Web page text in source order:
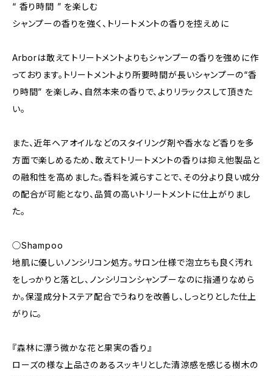
“ 香り時間 ” を楽しむ
シャンプーの香りを強く、トリートメントの香りを控えめに
Arborは敢えてトリートメントよりもシャンプーの香りを強めに作
っております。トリートメントより所要時間が長いシャンプーの“香
り時間” を楽しみ、自然本来の香りで、よりリラックスして頂きた
い。
また、近年ヘアオイルなどのスタイリング剤や香水など香りを多
方面で楽しめるため、敢えてトリートメントの香りは抑え他製品と
の融和性を高めました。香料を減らすことで、その分より良い成分
の配合が可能となり、品質の高いトリートメントに仕上がりまし
た。
◯Shampoo
地肌に優しいノンシリコン処方。サロン仕様で泡立ちも良く汚れ
をしっかりと落とし、ノンシリコンシャンプーなのに指通りなめら
か。保湿成分トステア配合でうねりを改善し、しっとりとした仕上
がりに。
『森林に漂う微かな花と果実の香り』
ローズの様な上品さのあるスッキリとした清涼感を感じる樹木の